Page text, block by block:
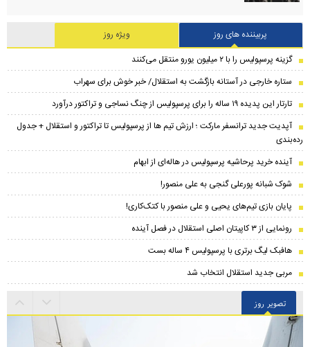
پربیننده های روز
ویژه روز
گزینه پرسپولیس را با ۲ میلیون یورو منتقل می‌کنند
ستاره خارجی در آستانه بازگشت به استقلال/ خبر خوش برای سهراب
تارتار این پدیده ۱۹ ساله را برای پرسپولیس از چنگ نساجی و تراکتور درآورد
​آپدیت جدید ترانسفر مارکت ؛ ارزش تیم ها از پرسپولیس تا تراکتور و استقلال + جدول
رده‌بندی
آینده خرید پرحاشیه‌ پرسپولیس در هاله‌ای از ابهام
شوک شبانه پورعلی گنجی به علی منصور!
پایان بازی تیم‌های یحیی و علی منصور با کتک‌کاری!
رونمایی از ۳ کاپیتان اصلی استقلال در فصل آینده
هافبک لیگ برتری با پرسپولیس ۴ ساله بست
مربی جدید استقلال انتخاب شد
تصویر روز